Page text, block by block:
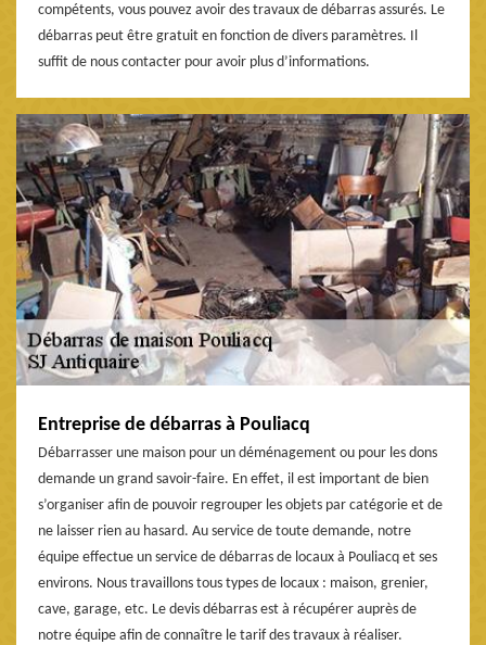
compétents, vous pouvez avoir des travaux de débarras assurés. Le
débarras peut être gratuit en fonction de divers paramètres. Il
suffit de nous contacter pour avoir plus d’informations.
Entreprise de débarras à Pouliacq
Débarrasser une maison pour un déménagement ou pour les dons
demande un grand savoir-faire. En effet, il est important de bien
s’organiser afin de pouvoir regrouper les objets par catégorie et de
ne laisser rien au hasard. Au service de toute demande, notre
équipe effectue un service de débarras de locaux à Pouliacq et ses
environs. Nous travaillons tous types de locaux : maison, grenier,
cave, garage, etc. Le devis débarras est à récupérer auprès de
notre équipe afin de connaître le tarif des travaux à réaliser.